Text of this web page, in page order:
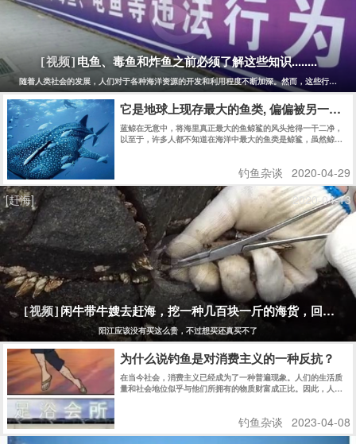
[视频]电鱼、毒鱼和炸鱼之前必须了解这些知识........
随着人类社会的发展，人们对于各种海洋资源的开发和利用程度不断加深。然而，这些行为也
它是地球上现存最大的鱼类, 偏偏被另一种
蓝鲸在无意中，将海里真正最大的鱼鲸鲨的风头抢得一干二净，
以至于，许多人都不知道在海洋中最大的鱼类是鲸鲨，虽然鲸鲨
钓鱼杂谈 2020-04-29
[赶海]
2020-04-13
[视频] 闲牛带牛嫂去赶海，挖一种几百块一斤的海货，回家煮
阳江应该没有买这么贵，不过想买还真买不了
为什么说钓鱼是对消费主义的一种反抗？
在当今社会，消费主义已经成为了一种普遍现象。人们的生活质
量和社会地位似乎与他们所拥有的物质财富成正比。因此，人们
反的生活方式，它是对消费主义的反抗。 图片 首先，钓鱼并不
钓鱼杂谈 2023-04-08